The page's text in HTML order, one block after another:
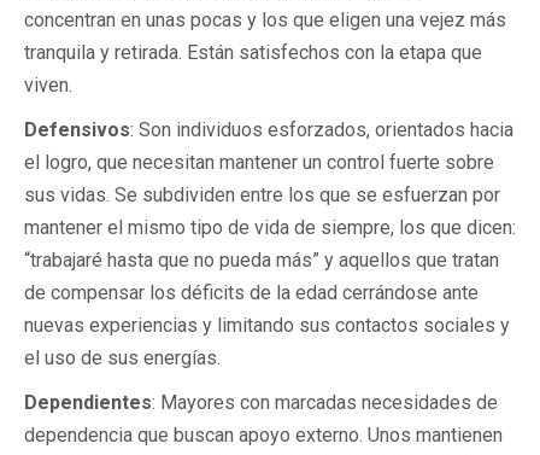
concentran en unas pocas y los que eligen una vejez más
tranquila y retirada. Están satisfechos con la etapa que
viven.
Defensivos: Son individuos esforzados, orientados hacia
el logro, que necesitan mantener un control fuerte sobre
sus vidas. Se subdividen entre los que se esfuerzan por
mantener el mismo tipo de vida de siempre, los que dicen:
“trabajaré hasta que no pueda más” y aquellos que tratan
de compensar los déficits de la edad cerrándose ante
nuevas experiencias y limitando sus contactos sociales y
el uso de sus energías.
Dependientes: Mayores con marcadas necesidades de
dependencia que buscan apoyo externo. Unos mantienen